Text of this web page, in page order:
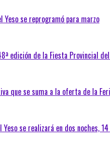
se reprogramó para marzo
edición de la Fiesta Provincial
que se suma a la oferta de la
se realizará en dos noches,